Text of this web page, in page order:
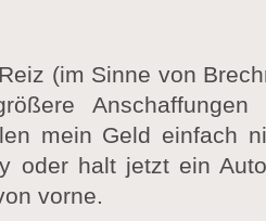
(im Sinne von
mein Geld einfach
oder halt jetzt ein
vorne.